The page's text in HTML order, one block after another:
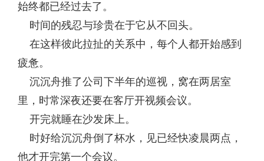
始终都已经过去了。
时间的残忍与珍贵在于它从不回头。
在这样彼此拉扯的关系中，每个人都开始感到
疲惫。
沉沉舟推了公司下半年的巡视，窝在两居室
里，时常深夜还要在客厅开视频会议。
开完就睡在沙发床上。
时好给沉沉舟倒了杯水，见已经快凌晨两点，
他才开完第一个会议。